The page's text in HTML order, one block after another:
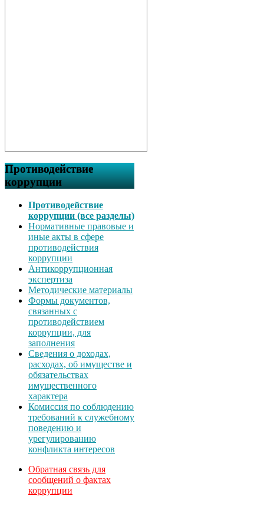
Противодействие
коррупции
Противодействие
коррупции (все разделы)
Нормативные правовые и
иные акты в сфере
противодействия
коррупции
Антикоррупционная
экспертиза
Методические материалы
Формы документов,
связанных с
противодействием
коррупции, для
заполнения
Сведения о доходах,
расходах, об имуществе и
обязательствах
имущественного
характера
Комиссия по соблюдению
требований к служебному
поведению и
урегулированию
конфликта интересов
Обратная связь для
сообщений о фактах
коррупции